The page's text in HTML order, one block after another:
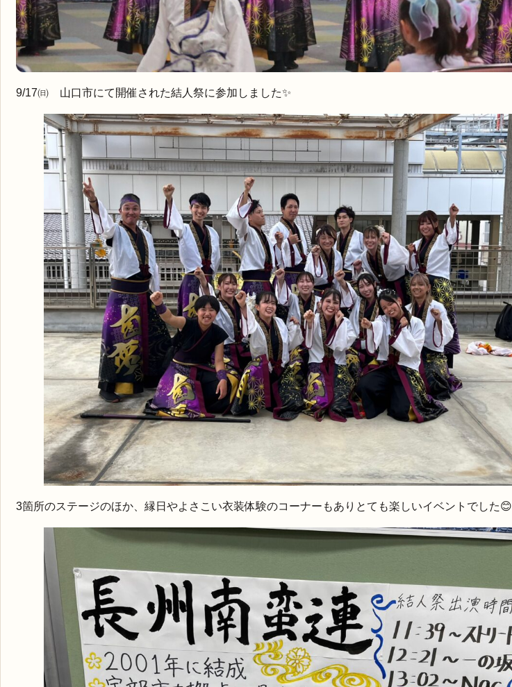
9/17㈰ 山口市にて開催された結人祭に参加しました✨
3箇所のステージのほか、縁日やよさこい衣装体験のコーナーもありとても楽しいイベントでした😊